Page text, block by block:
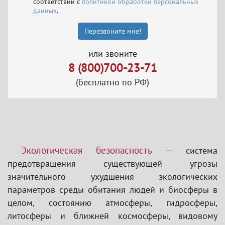
данных.
Перезвоните мне!
или звоните
8 (800)700-23-71
(бесплатно по РФ)
Экологическая безопасность — система
предотвращения существующей угрозы
значительного ухудшения экологических
параметров среды обитания людей и биосферы в
целом, состоянию атмосферы, гидросферы,
литосферы и ближней космосферы, видовому